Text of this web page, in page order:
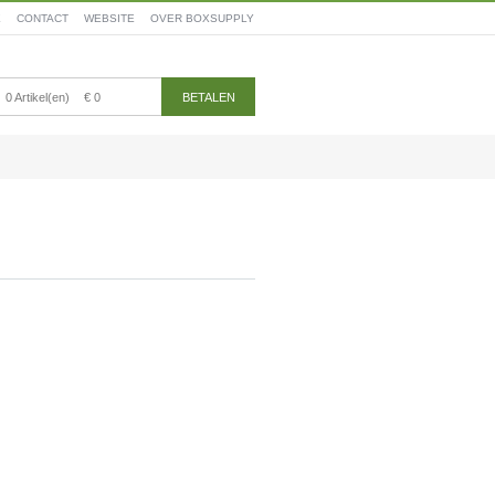
CONTACT WEBSITE OVER BOXSUPPLY
0 Artikel(en) € 0 BETALEN